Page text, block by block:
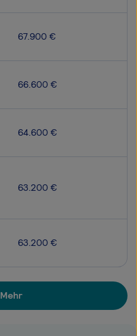
67.900 €
66.600 €
64.600 €
63.200 €
63.200 €
Mehr